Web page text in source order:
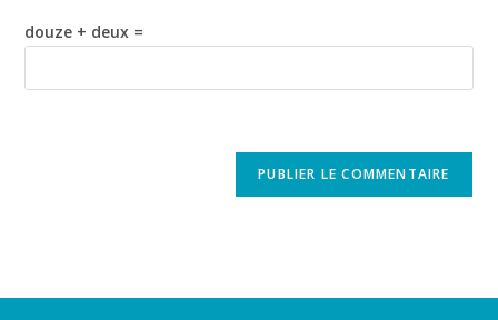
douze + deux =